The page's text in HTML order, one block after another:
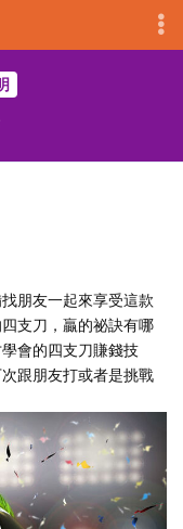
朋友一起來享受這款
支刀，贏的祕訣有哪
會的四支刀賺錢技
跟朋友打或者是挑戰